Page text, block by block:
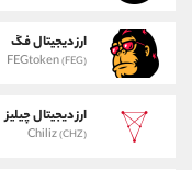
ارز دیجیتال فگ
FEGtoken(FEG)
ارز دیجیتال چیلیز
Chiliz(CHZ)